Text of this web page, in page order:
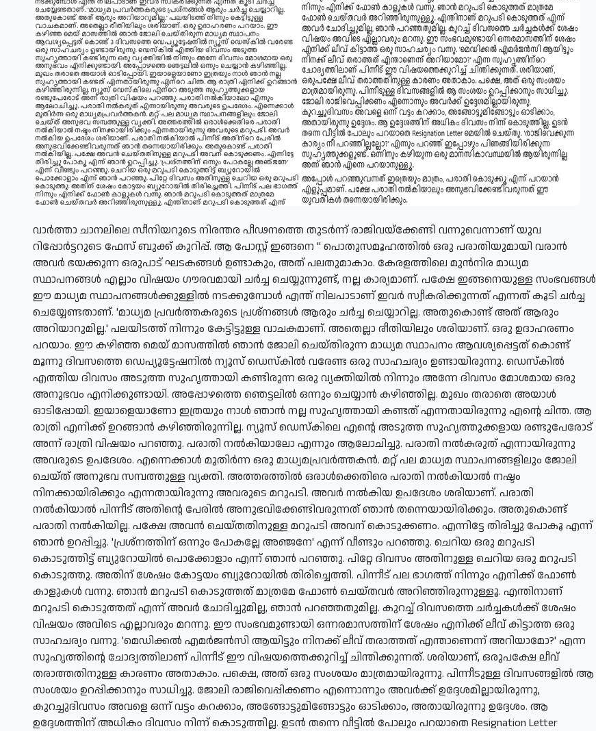
വാര്‍ത്താ ചാനലിലെ സീനിയറുടെ നിരന്തര പീഢനത്തെ തുടര്‍ന്ന് രാജിവയ്ക്കേണ്ടി വന്നുവെന്നാണ് യുവ
റിപ്പോര്‍ട്ടറുടെ ഫേസ് ബുക്ക് കുറിപ്പ്. ആ പോസ്റ്റ് ഇങ്ങനെ " പൊതുസമൂഹത്തില്‍ ഒരു പരാതിയുമായി വരാന്‍
അവര്‍ ഭയക്കുന്ന ഒരുപാട് ഘടകങ്ങള്‍ ഉണ്ടാകും, അത് പലതുമാകാം. കേരളത്തിലെ മുന്‍നിര മാധ്യമ
സ്ഥാപനങ്ങള്‍ എല്ലാം വിഷയം ഗൗരവമായി ചര്‍ച്ച ചെയ്യുന്നുണ്ട്, നല്ല കാര്യമാണ്. പക്ഷേ ഇങ്ങനെയുള്ള സംഭവങ്ങള്‍
ഈ മാധ്യമ സ്ഥാപനങ്ങള്‍ക്കുള്ളില്‍ നടക്കുമ്പോള്‍ എന്ത് നിലപാടാണ് ഇവര്‍ സ്വീകരിക്കുന്നത് എന്നത് കൂടി ചര്‍ച്ച
ചെയ്യേണ്ടതാണ്. 'മാധ്യമ പ്രവര്‍ത്തകരുടെ പ്രശ്നങ്ങള്‍ ആരും ചര്‍ച്ച ചെയ്യാറില്ല. അതുകൊണ്ട് അത് ആരും
അറിയാറുമില്ല.' പലയിടത്ത് നിന്നും കേട്ടിട്ടുള്ള വാചകമാണ്. അതെല്ലാ രീതിയിലും ശരിയാണ്. ഒരു ഉദാഹരണം
പറയാം. ഈ കഴിഞ്ഞ മെയ് മാസത്തില്‍ ഞാന്‍ ജോലി ചെയ്തിരുന്ന മാധ്യമ സ്ഥാപനം ആവശ്യപ്പെട്ടത് കൊണ്ട്
മൂന്നു ദിവസത്തെ ഡെപ്യൂട്ടേഷനില്‍ ന്യൂസ് ഡെസ്‌കില്‍ വരേണ്ട ഒരു സാഹചര്യം ഉണ്ടായിരുന്നു. ഡെസ്‌കില്‍
എത്തിയ ദിവസം അടുത്ത സുഹൃത്തായി കണ്ടിരുന്ന ഒരു വ്യക്തിയില്‍ നിന്നും അന്നേ ദിവസം മോശമായ ഒരു
അനുഭവം എനിക്കുണ്ടായി. അപ്പോഴത്തെ ഞെട്ടലില്‍ ഒന്നും ചെയ്യാന്‍ കഴിഞ്ഞില്ല. മുഖം തരാതെ അയാള്‍
ഓടിപ്പോയി. ഇയാളെയാണോ ഇത്രയും നാള്‍ ഞാന്‍ നല്ല സുഹൃത്തായി കണ്ടത് എന്നതായിരുന്നു എന്റെ ചിന്ത. ആ
രാത്രി എനിക്ക് ഉറങ്ങാന്‍ കഴിഞ്ഞിരുന്നില്ല. ന്യൂസ് ഡെസ്‌കിലെ എന്റെ അടുത്ത സുഹൃത്തുക്കളായ രണ്ടുപേരോട്
അന്ന് രാത്രി വിഷയം പറഞ്ഞു. പരാതി നല്‍കിയാലോ എന്നും ആലോചിച്ചു. പരാതി നല്‍കരുത് എന്നായിരുന്നു
അവരുടെ ഉപദേശം. എന്നെക്കാള്‍ മുതിര്‍ന്ന ഒരു മാധ്യമപ്രവര്‍ത്തകന്‍. മറ്റ് പല മാധ്യമ സ്ഥാപനങ്ങളിലും ജോലി
ചെയ്ത് അനുഭവ സമ്പത്തുള്ള വ്യക്തി. അത്തരത്തില്‍ ഒരാള്‍ക്കെതിരെ പരാതി നല്‍കിയാല്‍ നഷ്ടം
നിനക്കായിരിക്കും എന്നതായിരുന്നു അവരുടെ മറുപടി. അവര്‍ നല്‍കിയ ഉപദേശം ശരിയാണ്. പരാതി
നല്‍കിയാല്‍ പിന്നീട് അതിന്റെ പേരില്‍ അനുഭവിക്കേണ്ടിവരുന്നത് ഞാന്‍ തന്നെയായിരിക്കും. അതുകൊണ്ട്
പരാതി നല്‍കിയില്ല. പക്ഷേ അവന്‍ ചെയ്തതിനുള്ള മറുപടി അവന് കൊടുക്കണം. എന്നിട്ടേ തിരിച്ചു പോകൂ എന്ന്
ഞാന്‍ ഉറപ്പിച്ചു. 'പ്രശ്നത്തിന് ഒന്നും പോകല്ലേ അഞ്ജനേ' എന്ന് വീണ്ടും പറഞ്ഞു. ചെറിയ ഒരു മറുപടി
കൊടുത്തിട്ട് ബ്യുറോയില്‍ പൊക്കോളാം എന്ന് ഞാന്‍ പറഞ്ഞു. പിറ്റേ ദിവസം അതിനുള്ള ചെറിയ ഒരു മറുപടി
കൊടുത്തു. അതിന് ശേഷം കോട്ടയം ബ്യുറോയില്‍ തിരിച്ചെത്തി. പിന്നീട് പല ഭാഗത്ത് നിന്നും എനിക്ക് ഫോണ്‍
കാളുകള്‍ വന്നു. ഞാന്‍ മറുപടി കൊടുത്തത് മാത്രമേ ഫോണ്‍ ചെയ്തവര്‍ അറിഞ്ഞിരുന്നുള്ളൂ. എന്തിനാണ്
മറുപടി കൊടുത്തത് എന്ന് അവര്‍ ചോദിച്ചുമില്ല, ഞാന്‍ പറഞ്ഞതുമില്ല. കുറച്ച് ദിവസത്തെ ചര്‍ച്ചകള്‍ക്ക് ശേഷം
വിഷയം അവിടെ എല്ലാവരും മറന്നു. ഈ സംഭവമുണ്ടായി ഒന്നരമാസത്തിന് ശേഷം എനിക്ക് ലീവ് കിട്ടാത്ത ഒരു
സാഹചര്യം വന്നു. 'മെഡിക്കല്‍ എമര്‍ജന്‍സി ആയിട്ടും നിനക്ക് ലീവ് തരാത്തത് എന്താണെന്ന് അറിയാമോ?' എന്ന
സുഹൃത്തിന്റെ ചോദ്യത്തിലാണ് പിന്നീട് ഈ വിഷയത്തെക്കുറിച്ച് ചിന്തിക്കുന്നത്. ശരിയാണ്, ഒരുപക്ഷേ ലീവ്
തരാത്തതിനുള്ള കാരണം അതാകാം. പക്ഷെ, അത് ഒരു സംശയം മാത്രമായിരുന്നു. പിന്നീടുള്ള ദിവസങ്ങളില്‍ ആ
സംശയം ഉറപ്പിക്കാനും സാധിച്ചു. ജോലി രാജിവെപ്പിക്കണം എന്നൊന്നും അവര്‍ക്ക് ഉദ്ദേശമില്ലായിരുന്നു,
കുറച്ചുദിവസം അവളെ ഒന്ന് വട്ടം കറക്കാം, അങ്ങോട്ടുമിങ്ങോട്ടും ഓടിക്കാം, അതായിരുന്നു ഉദ്ദേശം. ആ
ഉദ്ദേശത്തിന് അധികം ദിവസം നിന്ന് കൊടുത്തില്ല. ഉടന്‍ തന്നെ വീട്ടില്‍ പോലും പറയാതെ Resignation Letter